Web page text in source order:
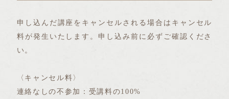
申し込んだ講座をキャンセルされる場合はキャンセル
料が発生いたします。申し込み前に必ずご確認くださ
い。
〈キャンセル料〉
連絡なしの不参加：受講料の100%